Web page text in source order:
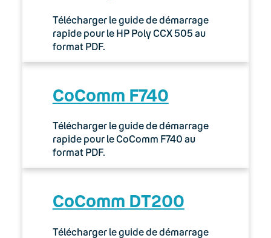
Télécharger le guide de démarrage
rapide pour le HP Poly CCX 505 au
format PDF.
CoComm F740
Télécharger le guide de démarrage
rapide pour le CoComm F740 au
format PDF.
CoComm DT200
Télécharger le guide de démarrage